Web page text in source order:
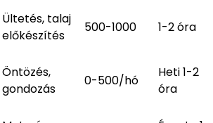
Ültetés, talaj
előkészítés
500-1000 1-2 óra
Öntözés,
gondozás
0-500/hó
Heti 1-2
óra